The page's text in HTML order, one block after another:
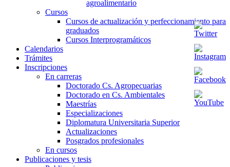
agroalimentario
Cursos
Cursos de actualización y perfeccionamiento para
graduados
Cursos Interprogramáticos
Calendarios
Trámites
Inscripciones
En carreras
Doctorado Cs. Agropecuarias
Doctorado en Cs. Ambientales
Maestrías
Especializaciones
Diplomatura Universitaria Superior
Actualizaciones
Posgrados profesionales
En cursos
Publicaciones y tesis